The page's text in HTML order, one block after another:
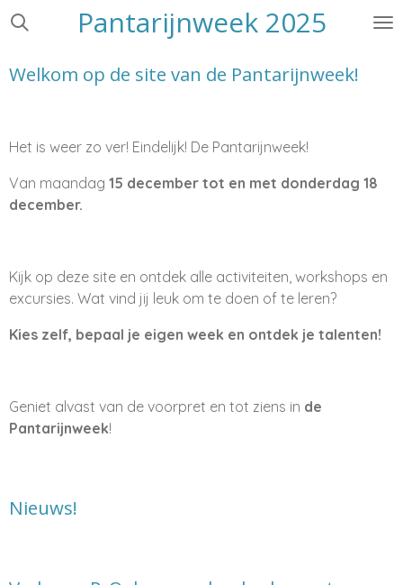
Ga
de
Pantarijnweek 2025
Welkom op de site van de Pantarijnweek!
Het is weer zo ver! Eindelijk! De Pantarijnweek!
Van maandag 15 december tot en met donderdag 18
december.
Kijk op deze site en ontdek alle activiteiten, workshops en
excursies. Wat vind jij leuk om te doen of te leren?
Kies zelf, bepaal je eigen week en ontdek je talenten!
Geniet alvast van de voorpret en tot ziens in de
Pantarijnweek!
Nieuws!